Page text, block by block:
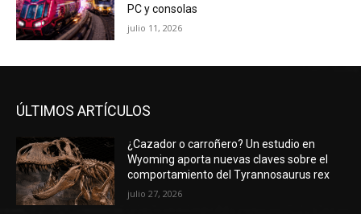
PC y consolas
julio 11, 2026
ÚLTIMOS ARTÍCULOS
¿Cazador o carroñero? Un estudio en
Wyoming aporta nuevas claves sobre el
comportamiento del Tyrannosaurus rex
julio 27, 2026